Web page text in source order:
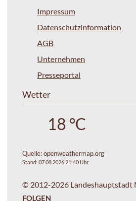
Impressum
Datenschutzinformation
AGB
Unternehmen
Presseportal
Wetter
18 °C
Quelle:openweathermap.org
Stand: 07.08.2026 21:40 Uhr
© 2012-2026 Landeshauptstadt
FOLGEN